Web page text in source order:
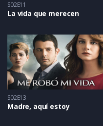
S02E11
La vida que merecen
S02E13
Madre, aquí estoy